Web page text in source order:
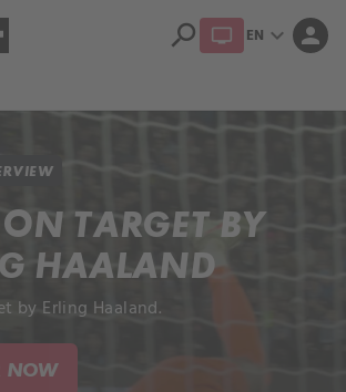
search EN expand_more person
TARGET BY
HAALAND
by Erling Haaland.
NOW